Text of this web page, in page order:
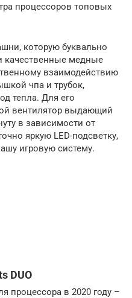
процессоров топовых
которую буквально
качественные медные
взаимодействию
чпа и трубок,
тепла. Для его
вентилятор выдающий
в зависимости от
яркую LED-подсветку,
игровую систему.
DUO
процессора в 2020 году –